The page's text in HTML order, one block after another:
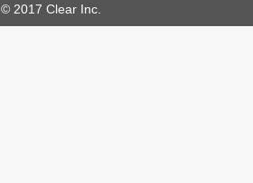
© 2017 Clear Inc.